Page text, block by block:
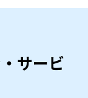
サービ